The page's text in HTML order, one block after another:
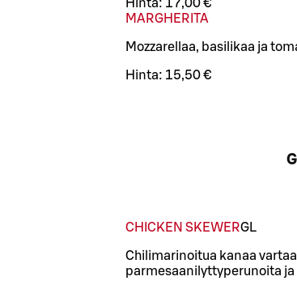
Hinta: 17,00 €
MARGHERITA
Mozzarellaa, basilikaa ja
Hinta: 15,50 €
CHICKEN SKEWERGL
Chilimarinoitua kanaa
parmesaanilyttyperunoita